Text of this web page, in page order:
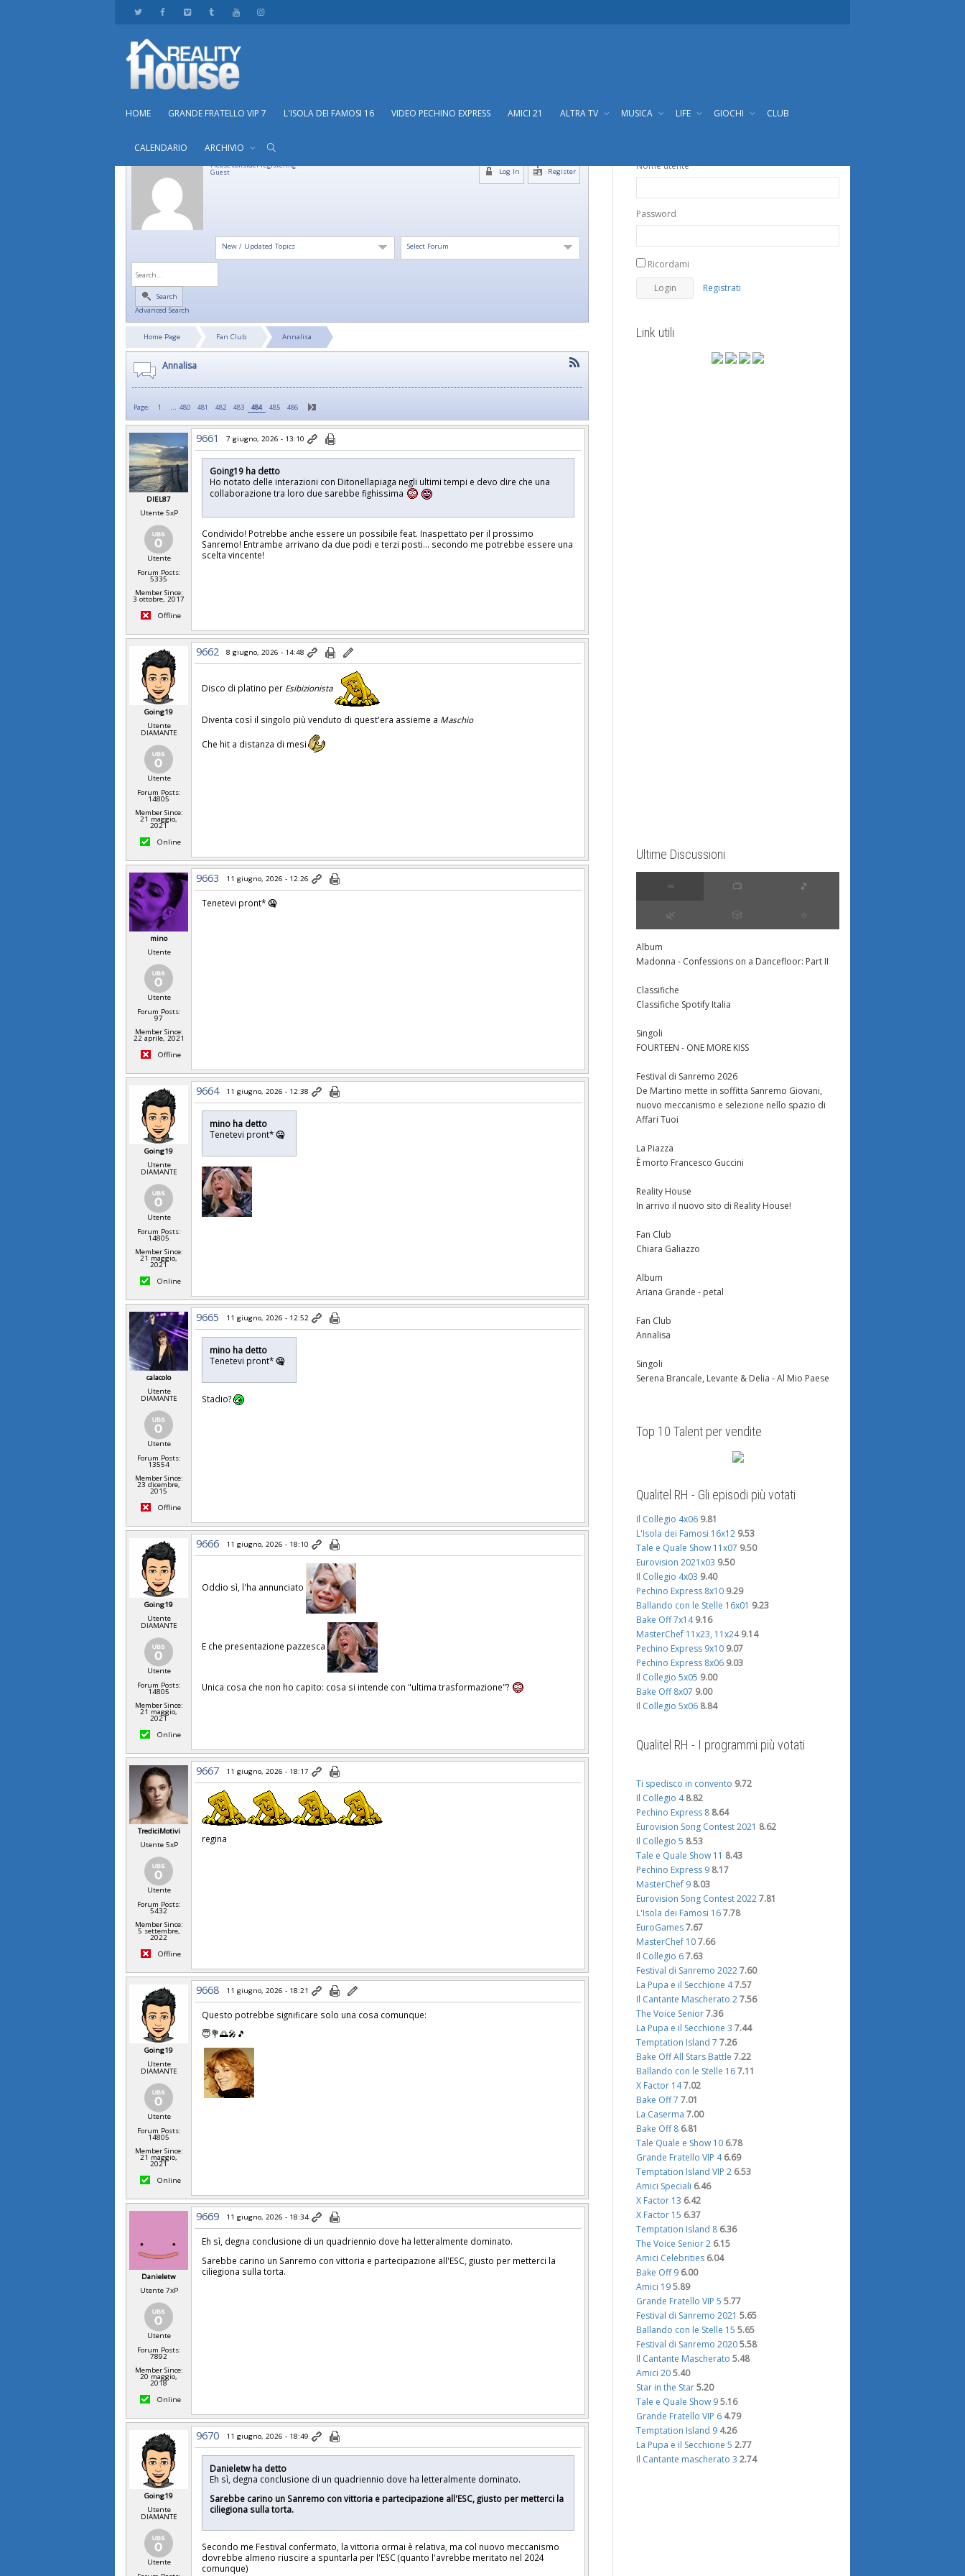
HOME GRANDE FRATELLO VIP 7 L'ISOLA DEI FAMOSI 16 VIDEO PECHINO EXPRESS AMICI 21 ALTRA TV MUSICA LIFE GIOCHI CLUB
CALENDARIO ARCHIVIO
Please consider registering
Guest Register
Log In
Select Forum
New / Updated Topics
Search
Advanced Search
Home Page Fan Club Annalisa
Annalisa
Page: 1 ... 480 481 482 483 484 485 486
DIEL87
Utente 5xP
Utente
Forum Posts:
5335
Member Since:
3 ottobre, 2017
Offline
9661 7 giugno, 2026 - 13:10
Going19 ha detto
Ho notato delle interazioni con Ditonellapiaga negli ultimi tempi e devo dire che una
collaborazione tra loro due sarebbe fighissima
Condivido! Potrebbe anche essere un possibile feat. Inaspettato per il prossimo
Sanremo! Entrambe arrivano da due podi e terzi posti… secondo me potrebbe essere una
scelta vincente!
Going19
Utente
DIAMANTE
Utente
Forum Posts:
14805
Member Since:
21 maggio,
2021
Online
9662 8 giugno, 2026 - 14:48
Disco di platino per Esibizionista
Diventa così il singolo più venduto di quest'era assieme a Maschio
Che hit a distanza di mesi
mino
Utente
Utente
Forum Posts:
97
Member Since:
22 aprile, 2021
Offline
9663 11 giugno, 2026 - 12:26
Tenetevi pront*🤐
Going19
Utente
DIAMANTE
Utente
Forum Posts:
14805
Member Since:
21 maggio,
2021
Online
9664 11 giugno, 2026 - 12:38
mino ha detto
Tenetevi pront*🤐
calacolo
Utente
DIAMANTE
Utente
Forum Posts:
13554
Member Since:
23 dicembre,
2015
Offline
9665 11 giugno, 2026 - 12:52
mino ha detto
Tenetevi pront*🤐
Stadio?
Going19
Utente
DIAMANTE
Utente
Forum Posts:
14805
Member Since:
21 maggio,
2021
Online
9666 11 giugno, 2026 - 18:10
Oddio sì, l'ha annunciato
E che presentazione pazzesca
Unica cosa che non ho capito: cosa si intende con "ultima trasformazione"?
TrediciMotivi
Utente 5xP
Utente
Forum Posts:
5432
Member Since:
5 settembre,
2022
Offline
9667 11 giugno, 2026 - 18:17
regina
Going19
Utente
DIAMANTE
Utente
Forum Posts:
14805
Member Since:
21 maggio,
2021
Online
9668 11 giugno, 2026 - 18:21
Questo potrebbe significare solo una cosa comunque:
😇💐🌅🎤🎵
Danieletw
Utente 7xP
Utente
Forum Posts:
7892
Member Since:
20 maggio,
2018
Online
9669 11 giugno, 2026 - 18:34
Eh sì, degna conclusione di un quadriennio dove ha letteralmente dominato.
Sarebbe carino un Sanremo con vittoria e partecipazione all'ESC, giusto per metterci la
ciliegiona sulla torta.
Going19
Utente
DIAMANTE
Utente
9670 11 giugno, 2026 - 18:49
Danieletw ha detto
Eh sì, degna conclusione di un quadriennio dove ha letteralmente dominato.
Sarebbe carino un Sanremo con vittoria e partecipazione all'ESC, giusto per metterci la
ciliegiona sulla torta.
Secondo me Festival confermato, la vittoria ormai è relativa, ma col nuovo meccanismo
dovrebbe almeno riuscire a spuntarla per l'ESC (quanto l'avrebbe meritato nel 2024
comunque)
Nome utente
Password
Ricordami
Registrati
Link utili
Ultime Discussioni
∞ 📺 🎵
🌿 🎲 ⭐️
Album
Madonna - Confessions on a Dancefloor: Part II
Classifiche
Classifiche Spotify Italia
Singoli
FOURTEEN - ONE MORE KISS
Festival di Sanremo 2026
De Martino mette in soffitta Sanremo Giovani,
nuovo meccanismo e selezione nello spazio di
Affari Tuoi
La Piazza
È morto Francesco Guccini
Reality House
In arrivo il nuovo sito di Reality House!
Fan Club
Chiara Galiazzo
Album
Ariana Grande - petal
Fan Club
Annalisa
Singoli
Serena Brancale, Levante & Delia - Al Mio Paese
Top 10 Talent per vendite
Qualitel RH - Gli episodi più votati
Il Collegio 4x06 9.81
L'Isola dei Famosi 16x12 9.53
Tale e Quale Show 11x07 9.50
Eurovision 2021x03 9.50
Il Collegio 4x03 9.40
Pechino Express 8x10 9.29
Ballando con le Stelle 16x01 9.23
Bake Off 7x14 9.16
MasterChef 11x23, 11x24 9.14
Pechino Express 9x10 9.07
Pechino Express 8x06 9.03
Il Collegio 5x05 9.00
Bake Off 8x07 9.00
Il Collegio 5x06 8.84
Qualitel RH - I programmi più votati
Ti spedisco in convento 9.72
Il Collegio 4 8.82
Pechino Express 8 8.64
Eurovision Song Contest 2021 8.62
Il Collegio 5 8.53
Tale e Quale Show 11 8.43
Pechino Express 9 8.17
MasterChef 9 8.03
Eurovision Song Contest 2022 7.81
L'Isola dei Famosi 16 7.78
EuroGames 7.67
MasterChef 10 7.66
Il Collegio 6 7.63
Festival di Sanremo 2022 7.60
La Pupa e il Secchione 47.57
Il Cantante Mascherato 2 7.56
The Voice Senior 7.36
La Pupa e il Secchione 3 7.44
Temptation Island 7 7.26
Bake Off All Stars Battle 7.22
Ballando con le Stelle 16 7.11
X Factor 147.02
Bake Off 7 7.01
La Caserma 7.00
Bake Off 8 6.81
Tale Quale e Show 10 6.78
Grande Fratello VIP 4 6.69
Temptation Island VIP 2 6.53
Amici Speciali 6.46
X Factor 13 6.42
X Factor 15 6.37
Temptation Island 8 6.36
The Voice Senior 2 6.15
Amici Celebrities 6.04
Bake Off 9 6.00
Amici 19 5.89
Grande Fratello VIP 5 5.77
Festival di Sanremo 2021 5.65
Ballando con le Stelle 15 5.65
Festival di Sanremo 2020 5.58
Il Cantante Mascherato 5.48
Amici 20 5.40
Star in the Star 5.20
Tale e Quale Show 9 5.16
Grande Fratello VIP 6 4.79
Temptation Island 9 4.26
La Pupa e il Secchione 5 2.77
Il Cantante mascherato 3 2.74